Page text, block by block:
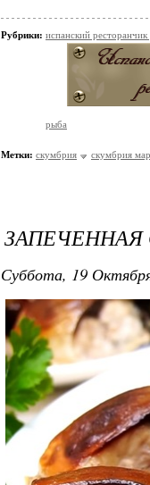
Рубрики: испанский
рыба
Метки: скумбрия скумбрия
Суббота, 19